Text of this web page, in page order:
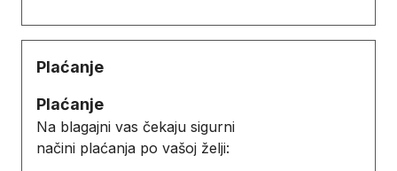
Plaćanje
Plaćanje
Na blagajni vas čekaju sigurni
načini plaćanja po vašoj želji: